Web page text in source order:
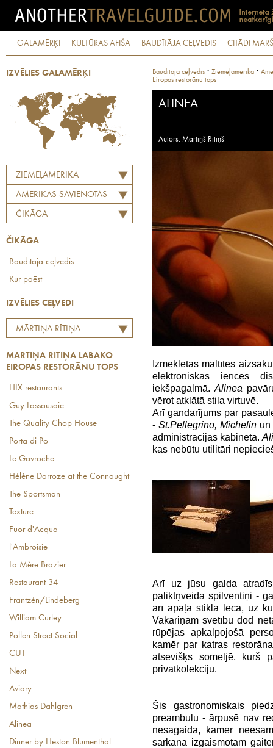
GALAMĒRĶI KULTŪRAS AFIŠA BAUDĪTĀJA CEĻVEDIS CITĀDI
IZVĒLIES GALAMĒRĶI
ZIEMEĻAMERIKA
AMERIKAS SAVIENOTĀS
VALSTIS
ČIKĀGA
ČIKĀGA
Baudītāja ceļvedis
Kur paēst
IZVĒLIES CEĻVEDI
MĀRTIŅA RĪTIŅA
RESTORĀNU TOPS
MĀRTIŅA RĪTIŅA LABĀKO
EIROPAS RESTORĀNU TOPS
HIX restaurants
Guy Lassausaie
The Quality Chop House
Porta di Po
Le Gavroche
Hélène Darroze at the Connaught
The Sportsman
Texture
Fuor d'Acqua
l'Ambroisie
La Mère Brazier
Restaurant 34
Frantzén/Lindeberg
William Curley
Pollen Street Social
CUT
Next
Aviary
Mathias Dahlgren
Alinea
Dinner by Heston Blumenthal
Baudītāja ceļvedis · Ziemeļamerika ·
Eiropas restorānu tops
ALINEA
Autors: Mārtiņš Rītiņš
Izmeklētas maltītes
elektroniskās ierīces
iekšpagalmā. Alinea
vērot atklātā stila virtuvē.
Arī gandarījums par
-St.Pellegrino, Michelin
administrācijas kabinetā.
kas nebūtu utilitāri
Arī uz jūsu galda
paliktņveida spilventiņi -
arī apaļa stikla lēca, uz
Vakariņām svētību dod
rūpējas apkalpojošā
kamēr par katras
atsevišķs someljē, kurš
privātkolekciju.
Šis gastronomiskais
preambulu - ārpusē nav
nesagaida, kamēr
sarkanā izgaismotam